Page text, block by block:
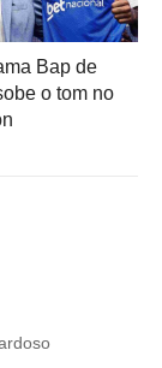
Bap de
o tom no